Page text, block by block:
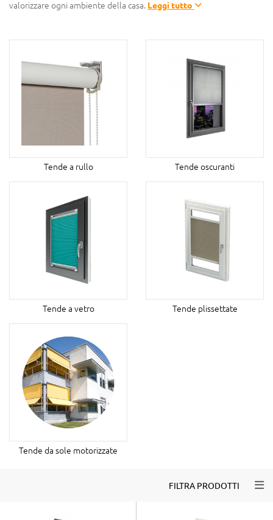
valorizzare ogni ambiente della casa. Leggi tutto
Tende a rullo Tende oscuranti
Tende a vetro Tende plissettate
Tende da sole motorizzate
FILTRA PRODOTTI